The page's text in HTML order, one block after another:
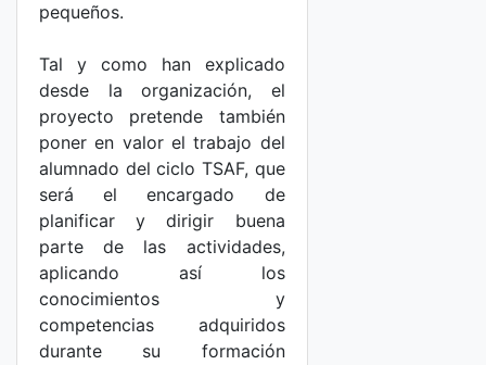
pequeños.
Tal y como han explicado
desde la organización, el
proyecto pretende también
poner en valor el trabajo del
alumnado del ciclo TSAF, que
será el encargado de
planificar y dirigir buena
parte de las actividades,
aplicando así los
conocimientos y
competencias adquiridos
durante su formación